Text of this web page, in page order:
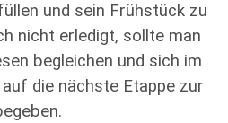
und sein Frühstück zu
nicht erledigt, sollte man
begleichen und sich im
die nächste Etappe zur